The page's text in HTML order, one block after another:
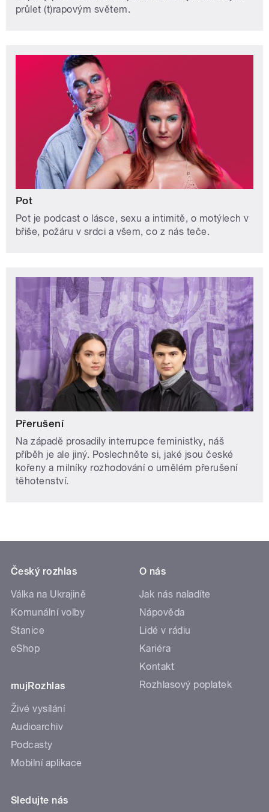
průlet (t)rapovým světem.
Pot
Pot je podcast o lásce, sexu a intimitě, o motýlech v
břiše, požáru v srdci a všem, co z nás teče.
Přerušení
Na západě prosadily interrupce feministky, náš
příběh je ale jiný. Poslechněte si, jaké jsou české
kořeny a milníky rozhodování o umělém přerušení
těhotenství.
Český rozhlas
Válka na Ukrajině
Komunální volby
Stanice
eShop
mujRozhlas
Živé vysílání
Audioarchiv
Podcasty
Mobilní aplikace
O nás
Jak nás naladíte
Nápověda
Lidé v rádiu
Kariéra
Kontakt
Rozhlasový poplatek
Sledujte nás